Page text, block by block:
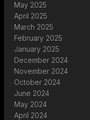
May 2025
April 2025
March 2025
February 2025
January 2025
December 2024
November 2024
October 2024
June 2024
May 2024
April 2024